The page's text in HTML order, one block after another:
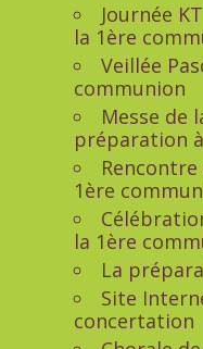
Journée
la 1ère
Veillée
communion
Messe de
préparation
1ère
la 1ère
La
Site
concertation